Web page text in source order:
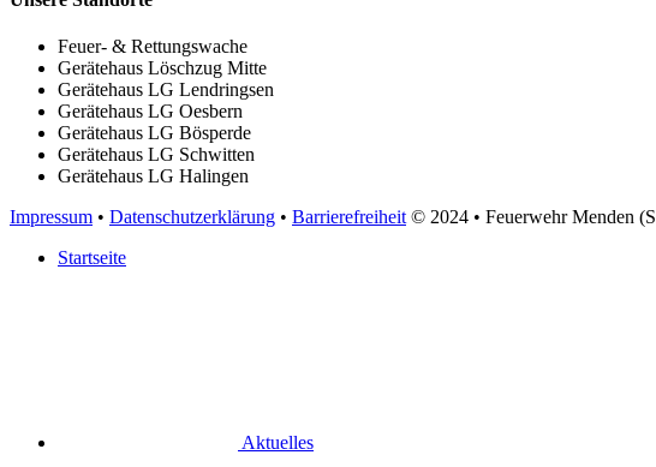
Feuer- & Rettungswache
Gerätehaus Löschzug Mitte
Gerätehaus LG Lendringsen
Gerätehaus LG Oesbern
Gerätehaus LG Bösperde
Gerätehaus LG Schwitten
Gerätehaus LG Halingen
Impressum • Datenschutzerklärung • Barrierefreiheit © 2024 • Feuerwehr Menden
Startseite
Aktuelles